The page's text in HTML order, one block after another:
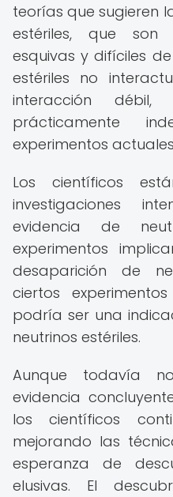
teorías que sugieren
estériles, que
esquivas y difíciles
estériles no
interacción
prácticamente
experimentos
Los científicos
investigaciones
evidencia de
experimentos
desaparición de
ciertos
podría ser una
neutrinos estériles.
Aunque todavía
evidencia
los científicos
mejorando las
esperanza de
elusivas. El